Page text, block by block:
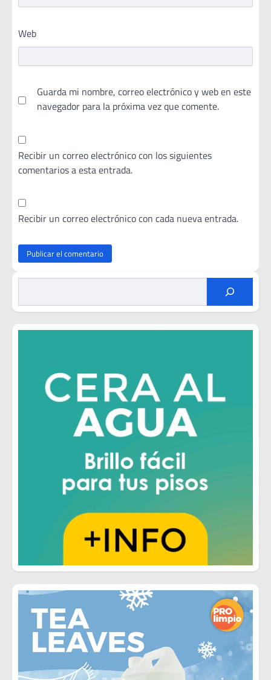
Web
Guarda mi nombre, correo electrónico y web en este
navegador para la próxima vez que comente.
Recibir un correo electrónico con los siguientes
comentarios a esta entrada.
Recibir un correo electrónico con cada nueva entrada.